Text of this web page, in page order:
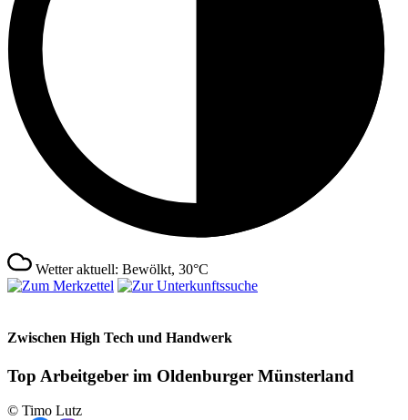
Wetter aktuell: Bewölkt, 30°C
Zwischen High Tech und Handwerk
Top Arbeitgeber im Oldenburger Münsterland
© Timo Lutz